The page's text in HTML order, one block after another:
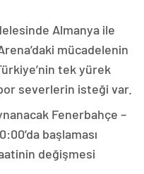
Almanya ile
mücadelenin
tek yürek
severlerin isteği var.
Fenerbahçe –
başlaması
değişmesi